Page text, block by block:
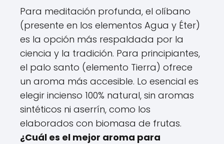
Para meditación profunda, el olíbano
(presente en los elementos Agua y Éter)
es la opción más respaldada por la
ciencia y la tradición. Para principiantes,
el palo santo (elemento Tierra) ofrece
un aroma más accesible. Lo esencial es
elegir incienso 100% natural, sin aromas
sintéticos ni aserrín, como los
elaborados con biomasa de frutas.
¿Cuál es el mejor aroma para